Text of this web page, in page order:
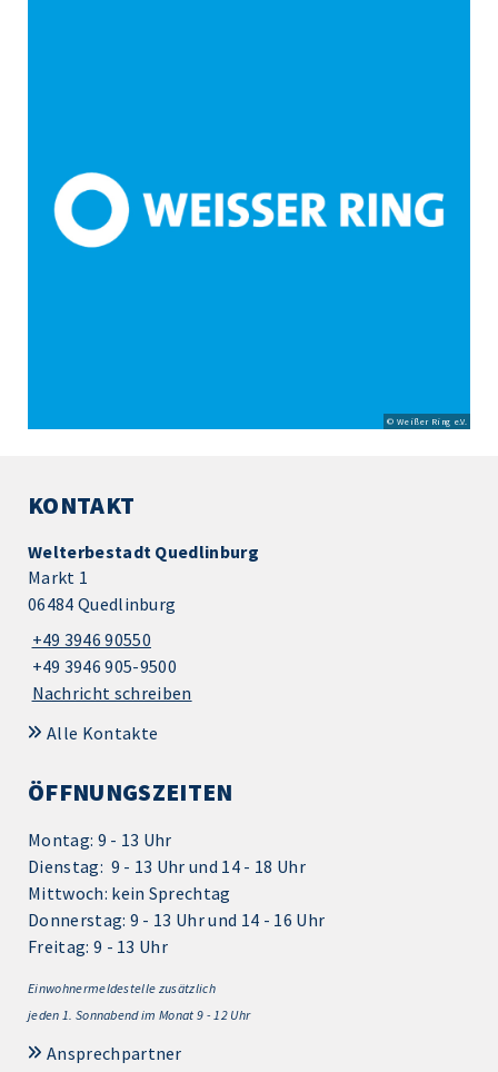
© Weißer Ring e.V.
KONTAKT
Welterbestadt Quedlinburg
Markt 1
06484 Quedlinburg
+49 3946 90550
+49 3946 905-9500
Nachricht schreiben
Alle Kontakte
ÖFFNUNGSZEITEN
Montag: 9 - 13 Uhr
Dienstag: 9 - 13 Uhr und 14 - 18 Uhr
Mittwoch: kein Sprechtag
Donnerstag: 9 - 13 Uhr und 14 - 16 Uhr
Freitag: 9 - 13 Uhr
Einwohnermeldestelle zusätzlich
jeden 1. Sonnabend im Monat 9 - 12 Uhr
Ansprechpartner